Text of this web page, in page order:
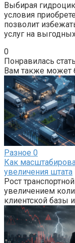
Выбирая
условия
позволит
услуг на
0
Понравилась
Вам также может
Разное 0
Как
увеличения штата
Рост
увеличением
клиентской базы